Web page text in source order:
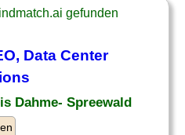
gefunden
Data Center
Dahme- Spreewald